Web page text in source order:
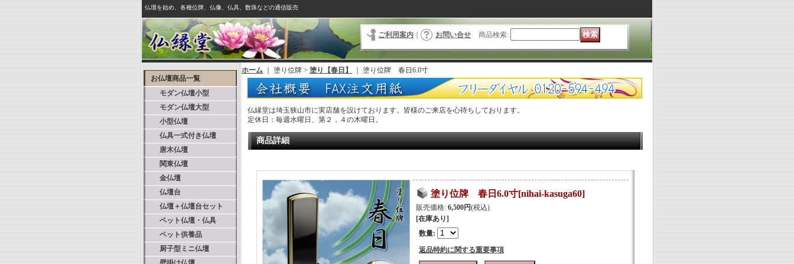
仏壇を始め、各種位牌、仏像、仏具、数珠などの通信販売
ご利用案内 お問い合せ 商品検索:
お仏壇商品一覧
モダン仏壇小型
モダン仏壇大型
小型仏壇
仏具一式付き仏壇
唐木仏壇
関東仏壇
金仏壇
仏壇台
仏壇＋仏壇台セット
ペット仏壇・仏具
ペット供養品
厨子型ミニ仏壇
ホーム ｜ 塗り位牌 > 塗り【春日】 塗り位牌 春日6.0寸
仏縁堂は埼玉狭山市に実店舗を設けております。皆様のご来店を心待ちしております。
定休日：毎週水曜日、第２，４の木曜日。
商品詳細
塗り位牌 春日6.0寸[nihai-kasuga60]
販売価格: 6,500円(税込)
[在庫あり]
数量:
返品特約に関する重要事項